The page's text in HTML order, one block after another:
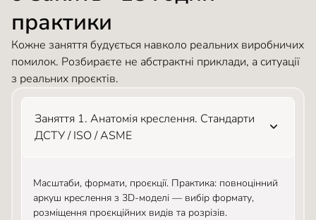
практики
Кожне заняття будується навколо реальних виробничих
помилок. Розбираєте не абстрактні приклади, а ситуації
з реальних проєктів.
Заняття 1. Анатомія креслення. Стандарти
ДСТУ / ISO / ASME
Масштаби, формати, проєкції. Практика: повноцінний
аркуш креслення з 3D-моделі — вибір формату,
розміщення проєкційних видів та розрізів.